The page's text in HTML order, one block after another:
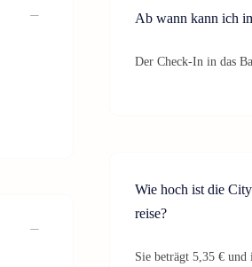
Ab wann kann ich
Der Check-In in das
Wie hoch ist die
reise?
Sie beträgt 5,35 € und